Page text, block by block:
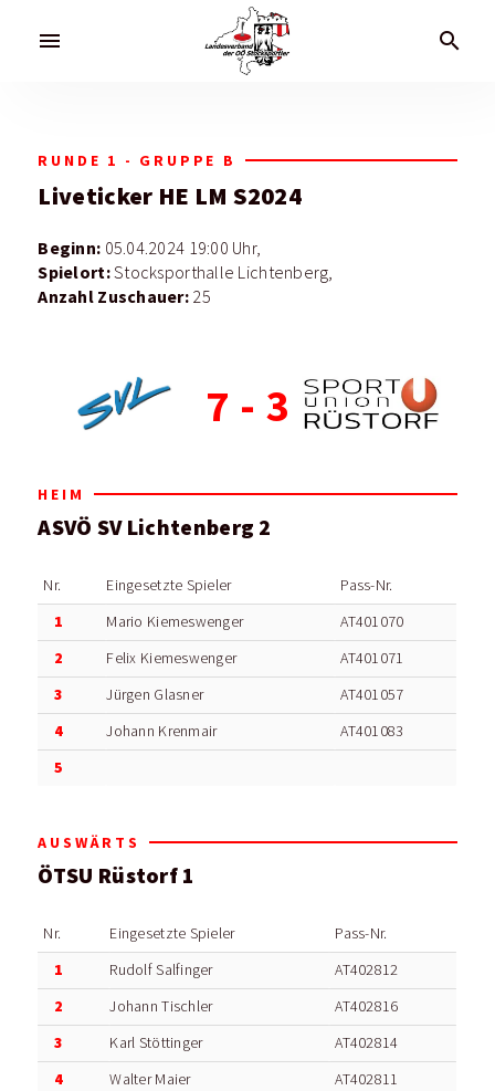
menu search
RUNDE 1 - GRUPPE B
Liveticker HE LM S2024
Beginn: 05.04.2024 19:00 Uhr,
Spielort:Stocksporthalle Lichtenberg,
Anzahl Zuschauer: 25
7 - 3
HEIM
ASVÖ SV Lichtenberg 2
Nr. Eingesetzte Spieler Pass-Nr.
1 Mario Kiemeswenger AT401070
2 Felix Kiemeswenger AT401071
3 Jürgen Glasner AT401057
4 Johann Krenmair AT401083
5
AUSWÄRTS
ÖTSU Rüstorf 1
Nr. Eingesetzte Spieler Pass-Nr.
1 Rudolf Salfinger AT402812
2 Johann Tischler AT402816
3 Karl Stöttinger AT402814
4 Walter Maier AT402811